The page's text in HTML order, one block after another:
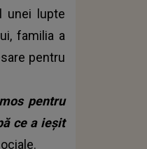
unei lupte
familia a
pentru
pentru
ce a ieșit